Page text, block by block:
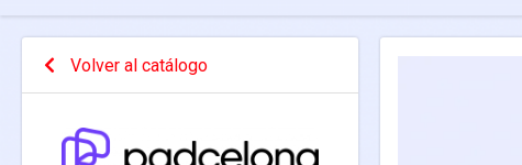
Volver al catálogo